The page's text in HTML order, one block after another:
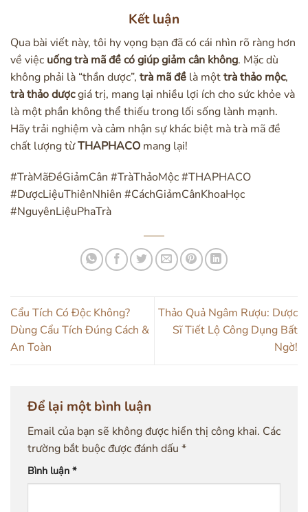
Kết luận
Qua bài viết này, tôi hy vọng bạn đã có cái nhìn rõ ràng hơn
về việc uống trà mã đề có giúp giảm cân không. Mặc dù
không phải là “thần dược”, trà mã đề là mộttrà thảo mộc,
trà thảo dượcgiá trị, mang lại nhiều lợi ích cho sức khỏe và
là một phần không thể thiếu trong lối sống lành mạnh.
Hãy trải nghiệm và cảm nhận sự khác biệt mà trà mã đề
chất lượng từTHAPHACO mang lại!
#TràMãĐềGiảmCân #TràThảoMộc#THAPHACO
#DượcLiệuThiênNhiên #CáchGiảmCânKhoaHọc
#NguyênLiệuPhaTrà
Cẩu Tích Có Độc Không?
Dùng Cẩu Tích Đúng Cách &
An Toàn
Thảo Quả Ngâm Rượu: Dược
Sĩ Tiết Lộ Công Dụng Bất
Ngờ!
Để lại một bình luận
Email của bạn sẽ không được hiển thị công khai. Các
trường bắt buộc được đánh dấu *
Bình luận *